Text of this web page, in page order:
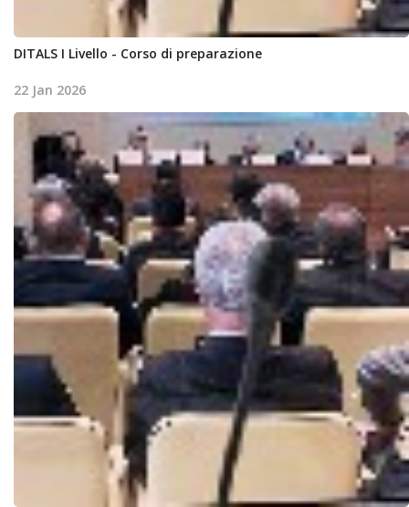
DITALS I Livello - Corso di preparazione
22 Jan 2026